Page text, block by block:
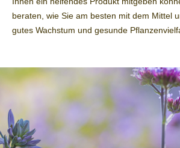
beraten, wie Sie am besten mit dem Mittel
gutes Wachstum und gesunde